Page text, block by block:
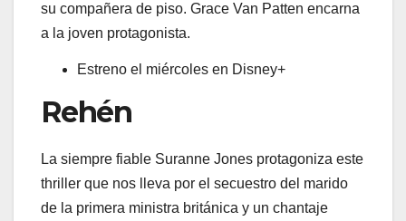
su compañera de piso. Grace Van Patten encarna
a la joven protagonista.
Estreno el miércoles en Disney+
Rehén
La siempre fiable Suranne Jones protagoniza este
thriller que nos lleva por el secuestro del marido
de la primera ministra británica y un chantaje